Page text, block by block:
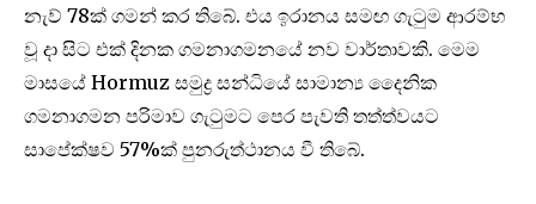
නැව් 78ක් ගමන් කර තිබේ. එය ඉරානය සමඟ ගැටුම ආරම්භ
වූ දා සිට එක් දිනක ගමනාගමනයේ නව වාර්තාවකි. මෙම
මාසයේ Hormuz සමුද්‍ර සන්ධියේ සාමාන්‍ය දෛනික
ගමනාගමන පරිමාව ගැටුමට පෙර පැවති තත්ත්වයට
සාපේක්ෂව 57%ක් පුනරුත්ථානය වී තිබේ.